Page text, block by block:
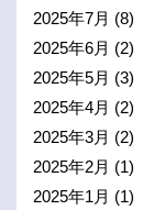
2025年7月 (8)
2025年6月 (2)
2025年5月 (3)
2025年4月 (2)
2025年3月 (2)
2025年2月 (1)
2025年1月 (1)